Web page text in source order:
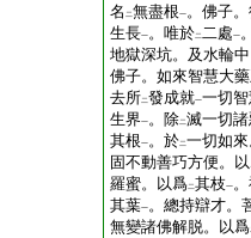
名 二無盡根一。佛子
生長一。唯於二二處一
地獄深坑。及水輪
佛子。如來智慧大
去所二發成就一一切
生界一。除二滅一切
其根一。於二一切如
固不動善巧方便。
羅蜜。以爲二其枝一
其葉一。總持辯才。
無變諸佛解脱。以爲